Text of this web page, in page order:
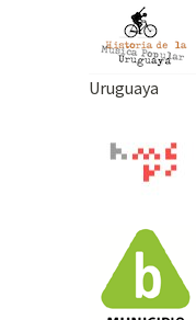
Uruguaya